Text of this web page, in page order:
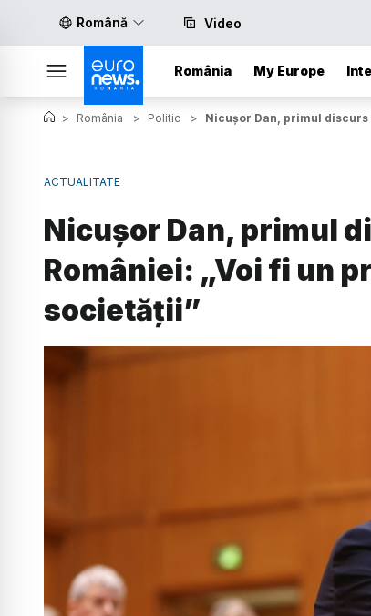
Română Video
România My Europe
> România > Politic > Nicușor Dan, primul
ACTUALITATE
Nicușor Dan, primul
României: „Voi fi un
societății”